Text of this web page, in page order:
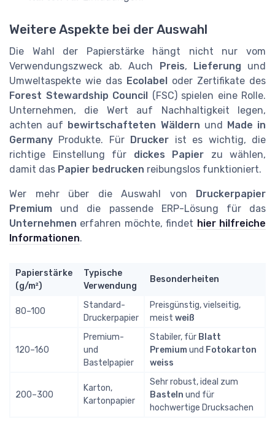
Weitere Aspekte bei der Auswahl
Die Wahl der Papierstärke hängt nicht nur vom
Verwendungszweck ab. Auch
Preis, Lieferung und
Umweltaspekte wie das Ecolabel
oder Zertifikate des
Forest Stewardship Council
(FSC) spielen eine Rolle.
Unternehmen, die Wert auf Nachhaltigkeit legen,
achten auf bewirtschafteten Wäldern und
Made in
Germany Produkte. Für Drucker ist es wichtig, die
richtige Einstellung für dickes Papier zu wählen,
damit das Papier bedrucken reibungslos funktioniert.
Wer mehr über die Auswahl von
Druckerpapier
Premium und die passende ERP-Lösung für das
Unternehmen erfahren möchte, findet hier hilfreiche
Informationen.
Papierstärke
(g/m²)
Typische
Verwendung
Besonderheiten
80–100
Standard-
Druckerpapier
Preisgünstig, vielseitig,
meist weiß
120–160
Premium-
und
Bastelpapier
Stabiler, für Blatt
Premium und Fotokarton
weiss
200–300
Karton,
Kartonpapier
Sehr robust, ideal zum
Basteln und für
hochwertige Drucksachen